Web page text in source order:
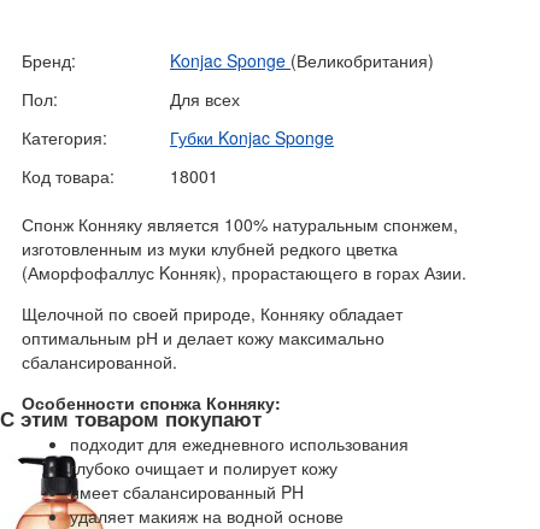
Бренд: Konjac Sponge (Великобритания)
Пол:
Для всех
Категория:
Губки Konjac Sponge
Код товара:
18001
Спонж Конняку является 100% натуральным спонжем,
изготовленным из муки клубней редкого цветка
(Аморфофаллус Kонняк), прорастающего в горах Азии.
Щелочной по своей природе, Конняку обладает
оптимальным рН и делает кожу максимально
сбалансированной.
Особенности спонжа Конняку:
подходит для ежедневного использования
глубоко очищает и полирует кожу
имеет сбалансированный PH
удаляет макияж на водной основе
С этим товаром покупают